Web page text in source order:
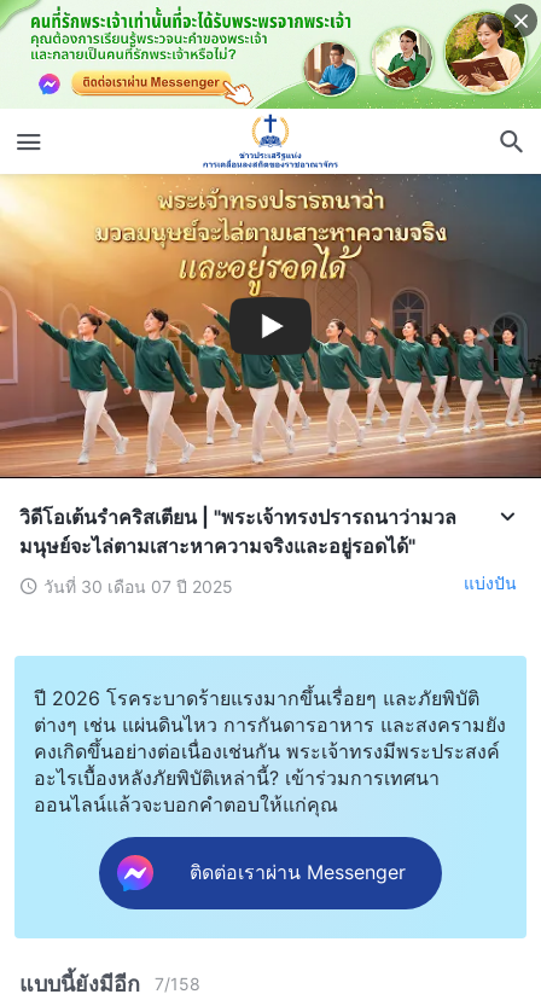
วิดีโอเต้นรำคริสเตียน | "พระเจ้าทรงปรารถนาว่ามวล
มนุษย์จะไล่ตามเสาะหาความจริงและอยู่รอดได้"
วันที่ 30 เดือน 07 ปี 2025 แบ่งปัน
ปี 2026 โรคระบาดร้ายแรงมากขึ้นเรื่อยๆ และภัยพิบัติ
ต่างๆ เช่น แผ่นดินไหว การกันดารอาหาร และสงครามยัง
คงเกิดขึ้นอย่างต่อเนื่องเช่นกัน พระเจ้าทรงมีพระประสงค์
อะไรเบื้องหลังภัยพิบัติเหล่านี้? เข้าร่วมการเทศนา
ออนไลน์แล้วจะบอกคำตอบให้แก่คุณ
ติดต่อเราผ่าน Messenger
แบบนี้ยังมีอีก 7/158